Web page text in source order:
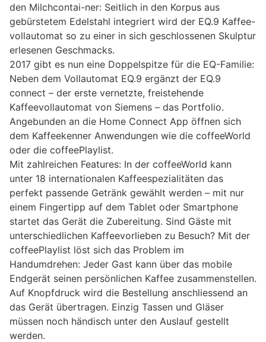
den Milchcontai-ner: Seitlich in den Korpus aus
gebürstetem Edelstahl integriert wird der EQ.9 Kaffee-
vollautomat so zu einer in sich geschlossenen Skulptur
erlesenen Geschmacks.
2017 gibt es nun eine Doppelspitze für die EQ-Familie:
Neben dem Vollautomat EQ.9 ergänzt der EQ.9
connect – der erste vernetzte, freistehende
Kaffeevollautomat von Siemens – das Portfolio.
Angebunden an die Home Connect App öffnen sich
dem Kaffeekenner Anwendungen wie die coffeeWorld
oder die coffeePlaylist.
Mit zahlreichen Features: In der coffeeWorld kann
unter 18 internationalen Kaffeespezialitäten das
perfekt passende Getränk gewählt werden – mit nur
einem Fingertipp auf dem Tablet oder Smartphone
startet das Gerät die Zubereitung. Sind Gäste mit
unterschiedlichen Kaffeevorlieben zu Besuch? Mit der
coffeePlaylist löst sich das Problem im
Handumdrehen: Jeder Gast kann über das mobile
Endgerät seinen persönlichen Kaffee zusammenstellen.
Auf Knopfdruck wird die Bestellung anschliessend an
das Gerät übertragen. Einzig Tassen und Gläser
müssen noch händisch unter den Auslauf gestellt
werden.